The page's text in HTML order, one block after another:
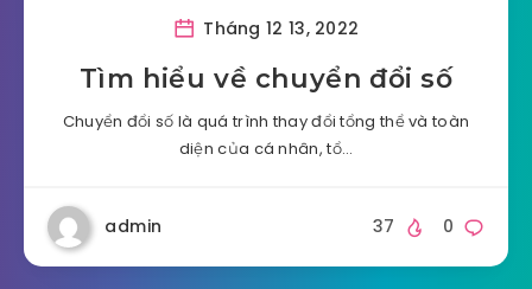
Tháng 12 13, 2022
Tìm hiểu về chuyển đổi số
Chuyển đổi số là quá trình thay đổi tổng thể và toàn
diện của cá nhân, tổ…
admin 0
37